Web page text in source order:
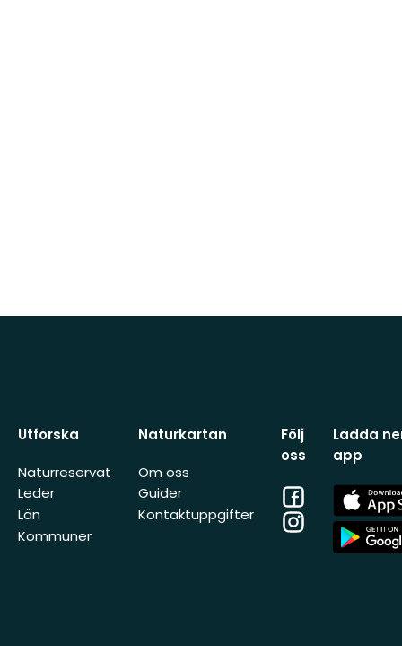
Utforska
Naturreservat
Leder
Län
Kommuner
Naturkartan
Om oss
Guider
Kontaktuppgifter
Följ
oss
Facebook
Instagram
Ladda
app
App
Store
App
Store